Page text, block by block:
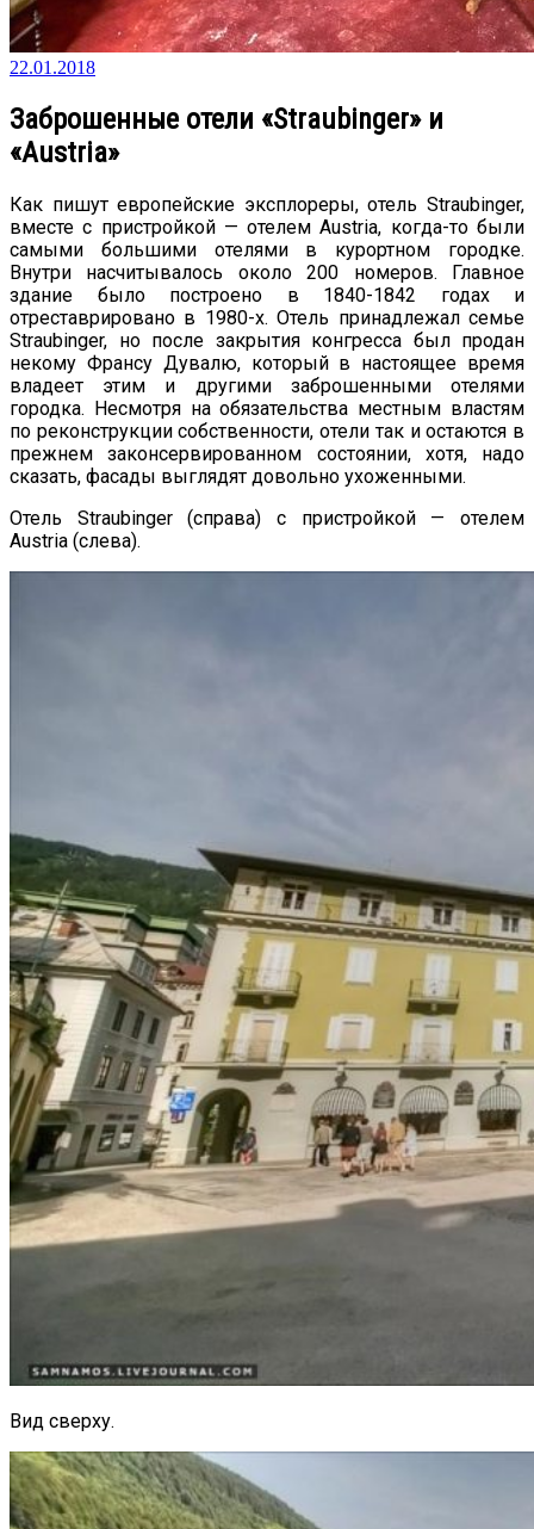
22.01.2018
Заброшенные отели «Straubinger» и
«Austria»
Как пишут европейские эксплореры, отель Straubinger,
вместе с пристройкой — отелем Austria, когда-то были
самыми большими отелями в курортном городке.
Внутри насчитывалось около 200 номеров. Главное
здание было построено в 1840-1842 годах и
отреставрировано в 1980-х. Отель принадлежал семье
Straubinger, но после закрытия конгресса был продан
некому Франсу Дувалю, который в настоящее время
владеет этим и другими заброшенными отелями
городка. Несмотря на обязательства местным властям
по реконструкции собственности, отели так и остаются в
прежнем законсервированном состоянии, хотя, надо
сказать, фасады выглядят довольно ухоженными.
Отель Straubinger (справа) с пристройкой — отелем
Austria (слева).
Вид сверху.